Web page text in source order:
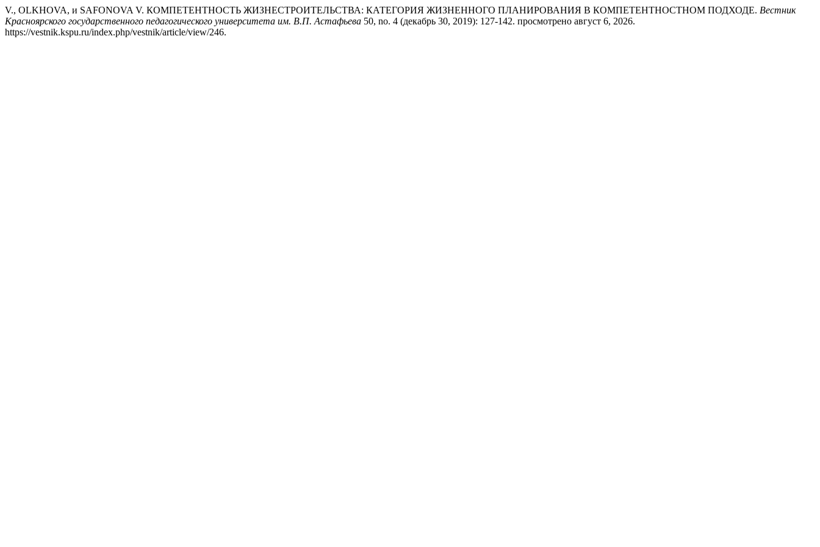
V., OLKHOVA, и SAFONOVA V. КОМПЕТЕНТНОСТЬ ЖИЗНЕСТРОИТЕЛЬСТВА: КАТЕГОРИЯ ЖИЗНЕННОГО ПЛАНИРОВАНИЯ В КОМПЕТЕНТНОСТНОМ ПОДХОДЕ. Вестник
Красноярского государственного педагогического университета им. В.П. Астафьева 50, no. 4 (декабрь 30, 2019): 127-142. просмотрено август 6, 2026.
https://vestnik.kspu.ru/index.php/vestnik/article/view/246.